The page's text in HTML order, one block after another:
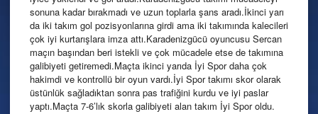
sonuna kadar bırakmadı ve uzun toplarla şans aradı.İkinci yarı
da iki takım gol pozisyonlarına girdi ama iki takımında kalecileri
çok iyi kurtarışlara imza attı.Karadenizgücü oyuncusu Sercan
maçın başından beri istekli ve çok mücadele etse de takımına
galibiyeti getiremedi.Maçta ikinci yarıda İyi Spor daha çok
hakimdi ve kontrollü bir oyun vardı.İyi Spor takımı skor olarak
üstünlük sağladıktan sonra pas trafiğini kurdu ve iyi paslar
yaptı.Maçta 7-6’lık skorla galibiyeti alan takım İyi Spor oldu.